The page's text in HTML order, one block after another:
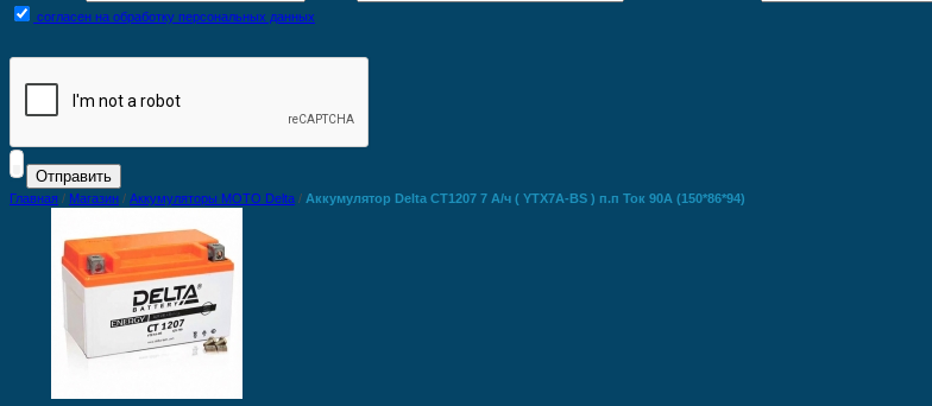
согласен на обработку персональных данных
Главная / Магазин / Аккумуляторы MOTO Delta / Аккумулятор Delta CT1207 7 А/ч ( YTХ7А-BS ) п.п Ток 90А (150*86*94)